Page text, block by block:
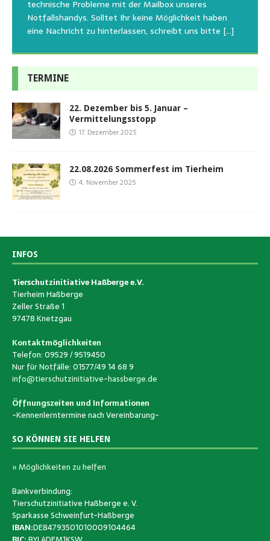
technische Probleme mit der Mailbox unseres
Notfallshandys. Solltet Ihr keine Möglichkeit haben
eine Nachricht zu hinterlassen, schreibt uns bitte […]
oder[…]
emotionalen Stress bei Begegnung[…]
und[…]
TERMINE
22. Dezember bis 5. Januar –
Vermittelungsstopp
17. Dezember 2025
22.08.2026 Sommerfest im Tierheim
4. November 2025
INFOS
Tierschutzinitiative Haßberge e.V.
Tierheim Haßberge
Zeller Straße 1
97478 Knetzgau
Kontaktmöglichkeiten
Telefon: 09529 / 9519450
Nur für Notfälle: 01577/49 14 68 9
info@tierschutzinitiative-hassberge.de
Öffnungszeiten und Informationen
-Kennenlerntermine nach Vereinbarung-
SO KÖNNEN SIE HELFEN
» Möglichkeiten zu helfen
Bankverbindung:
Tierschutzinitiative Haßberge e. V.
Sparkasse Schweinfurt-Haßberge
IBAN:DE84793501010009104464